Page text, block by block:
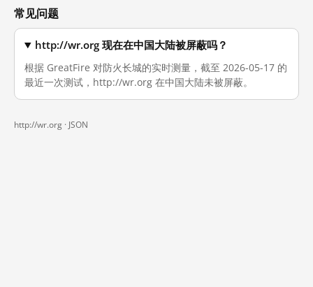
常见问题
http://wr.org 现在在中国大陆被屏蔽吗？
根据 GreatFire 对防火长城的实时测量，截至 2026-05-17 的
最近一次测试，http://wr.org 在中国大陆未被屏蔽。
http://wr.org · JSON